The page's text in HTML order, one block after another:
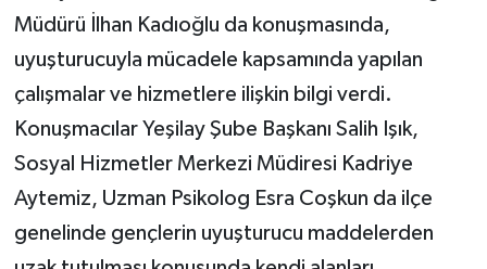
Müdürü İlhan Kadıoğlu da konuşmasında,
uyuşturucuyla mücadele kapsamında yapılan
çalışmalar ve hizmetlere ilişkin bilgi verdi.
Konuşmacılar Yeşilay Şube Başkanı Salih Işık,
Sosyal Hizmetler Merkezi Müdiresi Kadriye
Aytemiz, Uzman Psikolog Esra Coşkun da ilçe
genelinde gençlerin uyuşturucu maddelerden